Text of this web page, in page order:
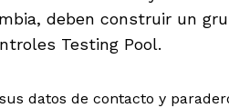
deben construir un
Testing Pool.
datos de contacto y